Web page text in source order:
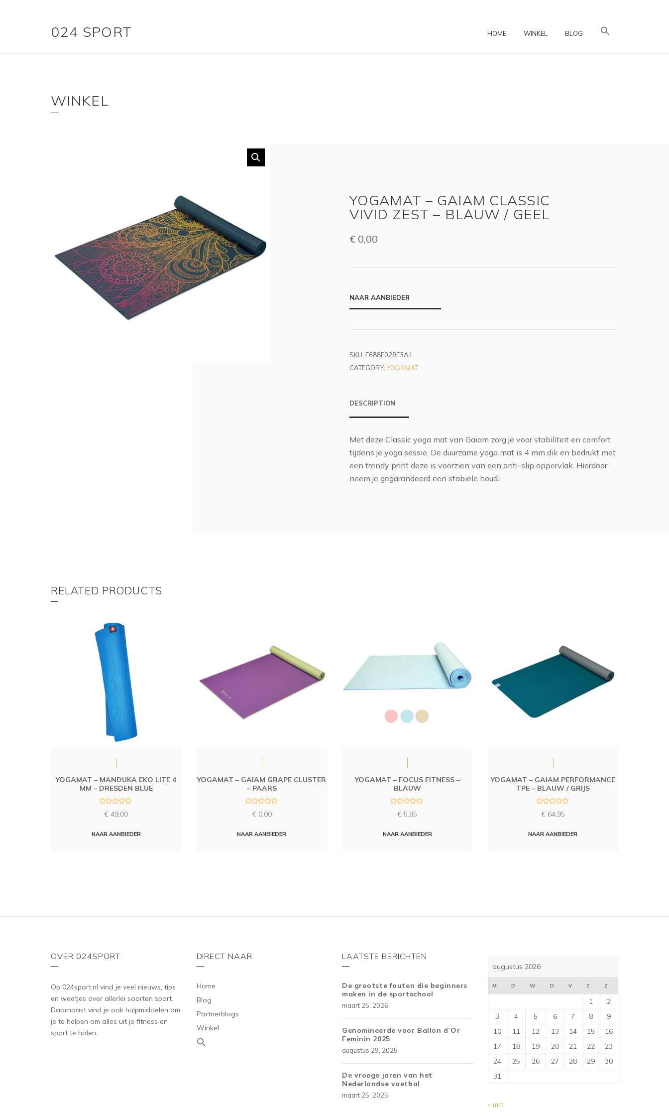
024 SPORT HOME WINKEL BLOG
WINKEL
YOGAMAT – GAIAM CLASSIC
VIVID ZEST – BLAUW / GEEL
€ 0,00
NAAR AANBIEDER
SKU: E688F029E3A1
CATEGORY: YOGAMAT
DESCRIPTION
Met deze Classic yoga mat van Gaiam zorg je voor stabiliteit en comfort
tijdens je yoga sessie. De duurzame yoga mat is 4 mm dik en bedrukt met
een trendy print deze is voorzien van een anti-slip oppervlak. Hierdoor
neem je gegarandeerd een stabiele houdi
RELATED PRODUCTS
YOGAMAT – MANDUKA EKO LITE 4
MM – DRESDEN BLUE
d
€ 49,00
NAAR AANBIEDER
YOGAMAT – GAIAM GRAPE CLUSTER
– PAARS
d
€ 0,00
NAAR AANBIEDER
YOGAMAT – FOCUS FITNESS –
BLAUW
d
€ 5,95
NAAR AANBIEDER
YOGAMAT – GAIAM PERFORMANCE
TPE – BLAUW / GRIJS
d
€ 64,95
NAAR AANBIEDER
OVER 024SPORT
Op 024sport.nl vind je veel nieuws, tips
en weetjes over allerlei soorten sport.
Daarnaast vind je ook hulpmiddelen om
je te helpen om alles uit je fitness en
sport te halen.
DIRECT NAAR
Home
Blog
Partnerblogs
Winkel
LAATSTE BERICHTEN
De grootste fouten die beginners
maken in de sportschool
maart 25, 2026
Genomineerde voor Ballon d’Or
Feminin 2025
augustus 29, 2025
De vroege jaren van het
Nederlandse voetbal
maart 25, 2025
augustus 2026
M D W D V Z Z
1
2
3
4 5 6 7 8
9
10
11 12 13 14 15
16
17
18 19 20 21 22
23
24
25 26 27 28 29
30
31
« mrt